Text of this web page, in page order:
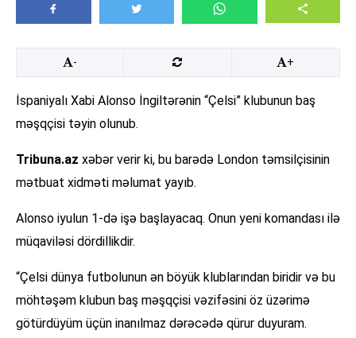
- +
İspaniyalı Xabi Alonso İngiltərənin “Çelsi” klubunun baş
məşqçisi təyin olunub.
Tribuna.az xəbər verir ki, bu barədə London təmsilçisinin
mətbuat xidməti məlumat yayıb.
Alonso iyulun 1-də işə başlayacaq. Onun yeni komandası ilə
müqaviləsi dördillikdir.
“Çelsi dünya futbolunun ən böyük klublarından biridir və bu
möhtəşəm klubun baş məşqçisi vəzifəsini öz üzərimə
götürdüyüm üçün inanılmaz dərəcədə qürur duyuram.